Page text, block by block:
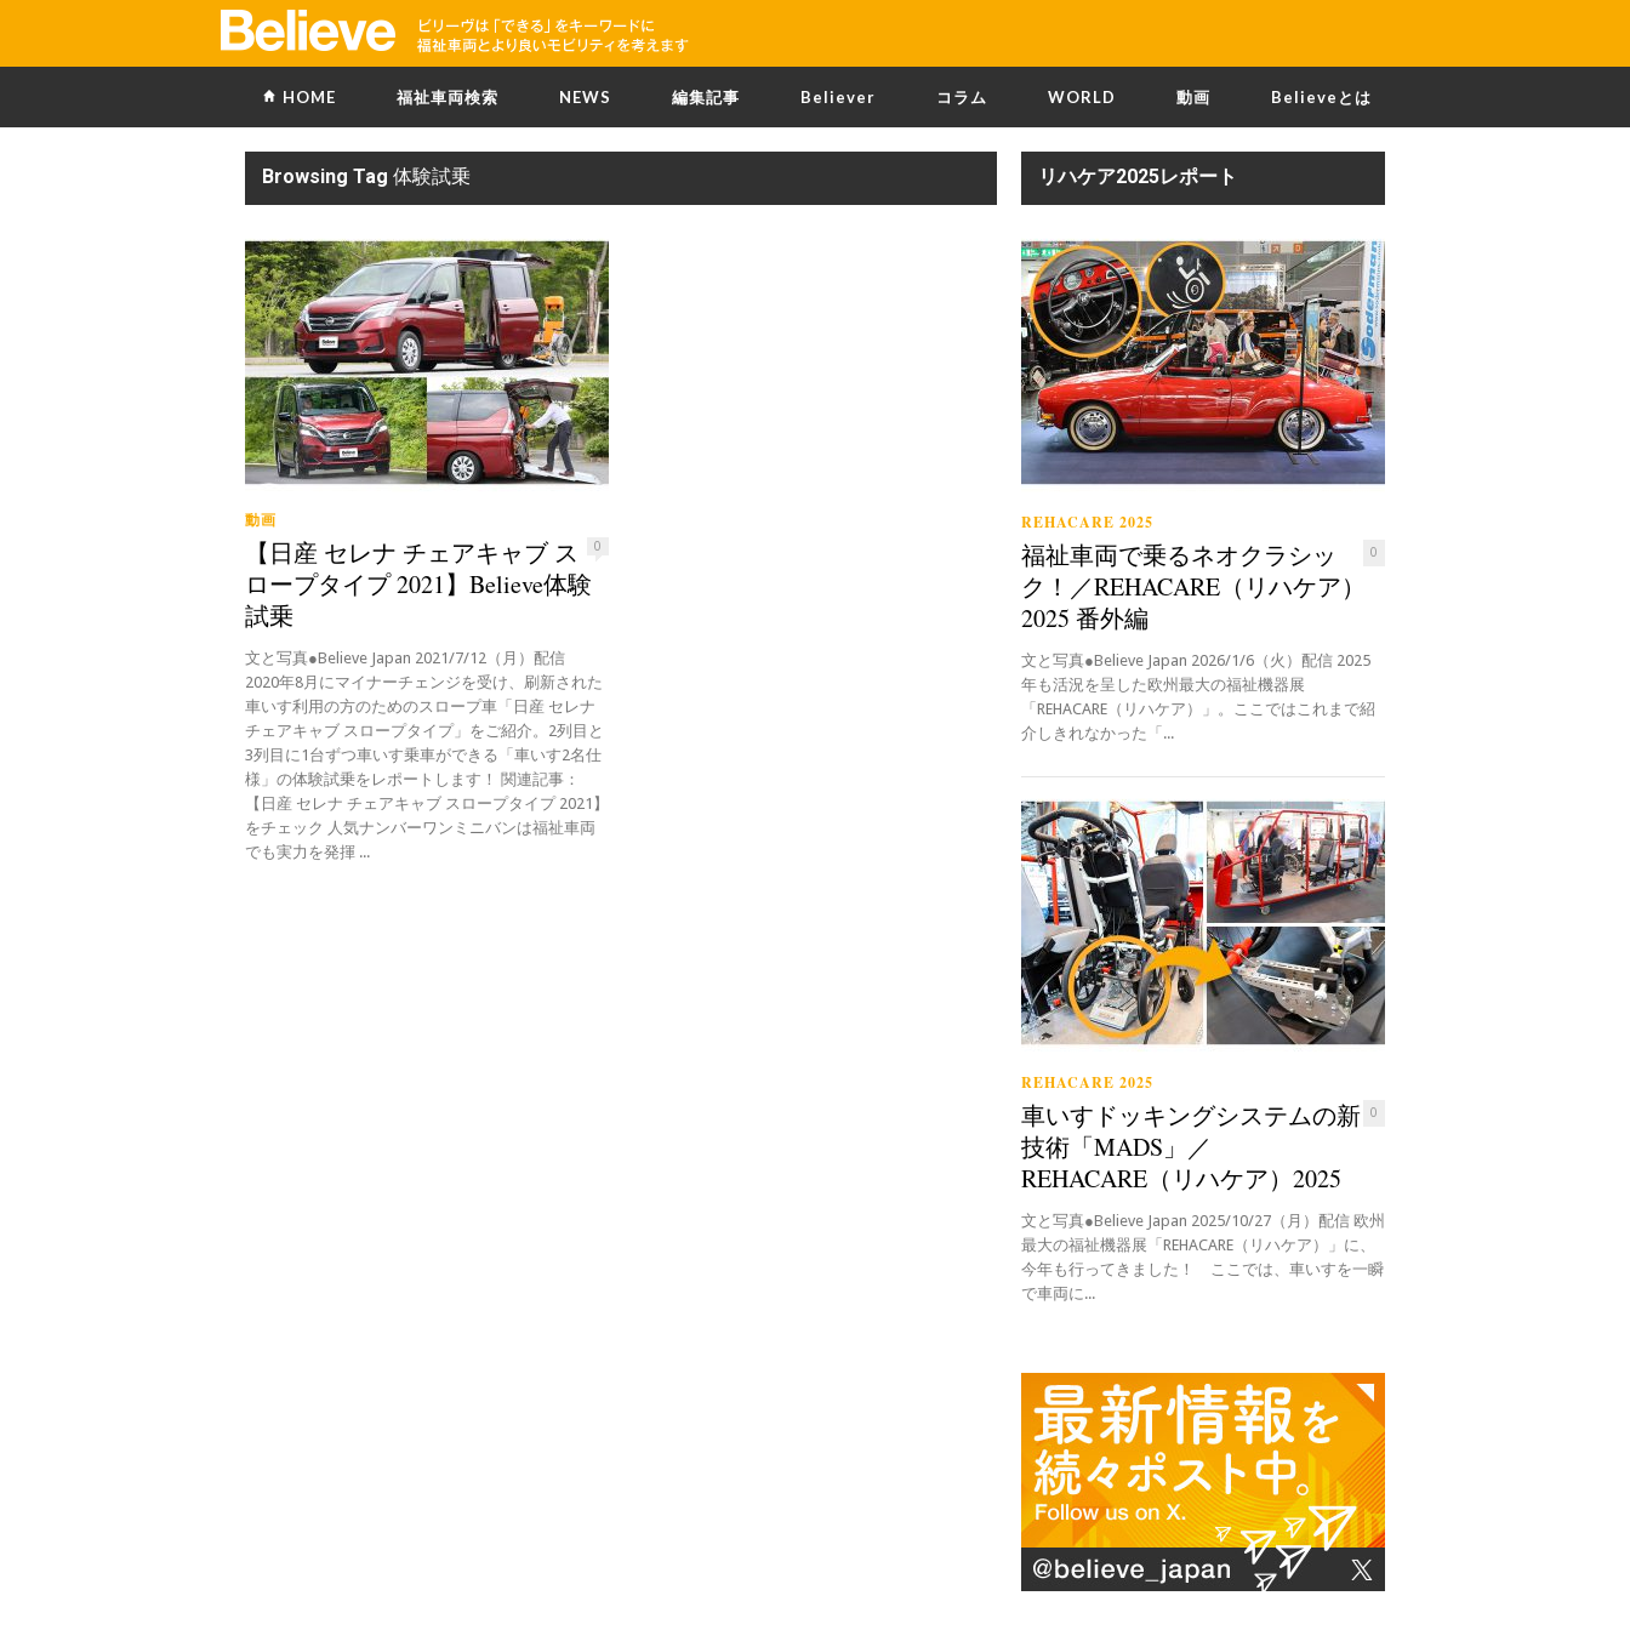
HOME 福祉車両検索 NEWS 編集記事 Believer コラム WORLD 動画 Believeとは
Browsing Tag 体験試乗
動画
0
【日産 セレナ チェアキャブ ス
ロープタイプ 2021】Believe体験
試乗
文と写真●Believe Japan 2021/7/12（月）配信
2020年8月にマイナーチェンジを受け、刷新された
車いす利用の方のためのスロープ車「日産 セレナ
チェアキャブ スロープタイプ」をご紹介。2列目と
3列目に1台ずつ車いす乗車ができる「車いす2名仕
様」の体験試乗をレポートします！ 関連記事：
【日産 セレナ チェアキャブ スロープタイプ 2021】
をチェック 人気ナンバーワンミニバンは福祉車両
でも実力を発揮 ...
リハケア2025レポート
REHACARE 2025
0
福祉車両で乗るネオクラシッ
ク！／REHACARE（リハケア）
2025 番外編
文と写真●Believe Japan 2026/1/6（火）配信 2025
年も活況を呈した欧州最大の福祉機器展
「REHACARE（リハケア）」。ここではこれまで紹
介しきれなかった「...
REHACARE 2025
0
車いすドッキングシステムの新
技術「MADS」／
REHACARE（リハケア）2025
文と写真●Believe Japan 2025/10/27（月）配信 欧州
最大の福祉機器展「REHACARE（リハケア）」に、
今年も行ってきました！ ここでは、車いすを一瞬
で車両に...